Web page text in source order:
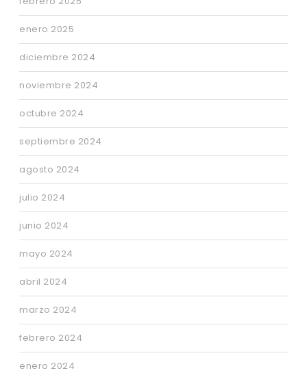
enero 2025
diciembre 2024
noviembre 2024
octubre 2024
septiembre 2024
agosto 2024
julio 2024
junio 2024
mayo 2024
abril 2024
marzo 2024
febrero 2024
enero 2024